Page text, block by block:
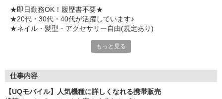
★即日勤務OK！履歴書不要★
★20代・30代・40代が活躍しています♪
★ネイル・髪型・アクセサリー自由(規定あり)
シエロのスタッフは9割が未経験スタート。
ずっと先まで役に立ちます！
丁寧な研修もあるので、
もっと見る
仕事内容
【UQモバイル】人気機種に詳しくなれる携帯販売